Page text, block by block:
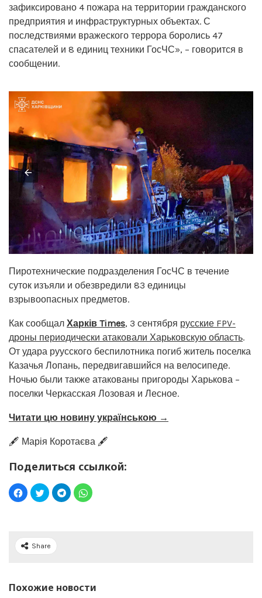
зафиксировано 4 пожара на территории гражданского
предприятия и инфраструктурных объектах. С
последствиями вражеского террора боролись 47
спасателей и 8 единиц техники ГосЧС», – говорится в
сообщении.
Пиротехнические подразделения ГосЧС в течение
суток изъяли и обезвредили 83 единицы
взрывоопасных предметов.
Как сообщал Харків Times, 3 сентября русские FPV-
дроны периодически атаковали Харьковскую область.
От удара руусского беспилотника погиб житель поселка
Казачья Лопань, передвигавшийся на велосипеде.
Ночью были также атакованы пригороды Харькова –
поселки Черкасская Лозовая и Лесное.
Читати цю новину українською →
🖋️ Марія Коротаєва 🖋️
Поделиться ссылкой:
Share
Похожие новости